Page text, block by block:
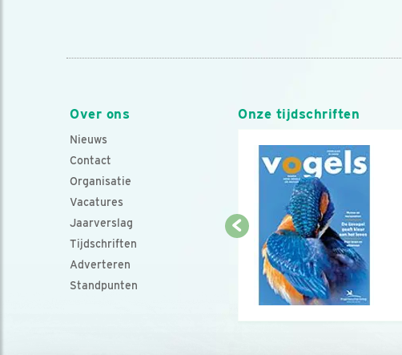
Over ons
Nieuws
Contact
Organisatie
Vacatures
Jaarverslag
Tijdschriften
Adverteren
Standpunten
Onze tijdschriften